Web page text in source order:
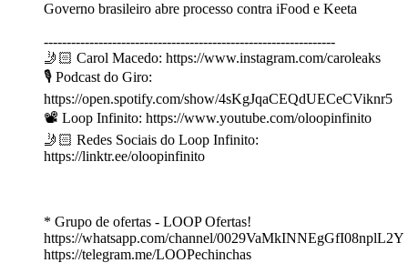
Governo brasileiro abre processo contra iFood e Keeta
----------------------------------------------------------------
🤳🏻 Carol Macedo: https://www.instagram.com/caroleaks
🎙️ Podcast do Giro:
https://open.spotify.com/show/4sKgJqaCEQdUECeCViknr5
📽️ Loop Infinito: https://www.youtube.com/oloopinfinito
🤳🏻 Redes Sociais do Loop Infinito:
https://linktr.ee/oloopinfinito
* Grupo de ofertas - LOOP Ofertas!
https://whatsapp.com/channel/0029VaMkINNEgGfI08nplL2Y
https://telegram.me/LOOPechinchas